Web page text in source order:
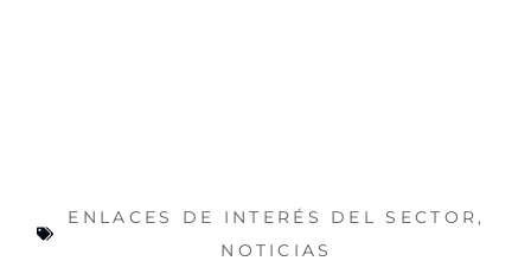
ENLACES DE INTERÉS DEL SECTOR ,
NOTICIAS